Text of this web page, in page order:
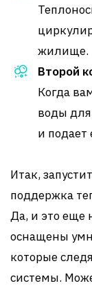
жилище.
Второй
Когда
воды для
и подает
Итак,
поддержка
Да, и это еще
оснащены
которые
системы.